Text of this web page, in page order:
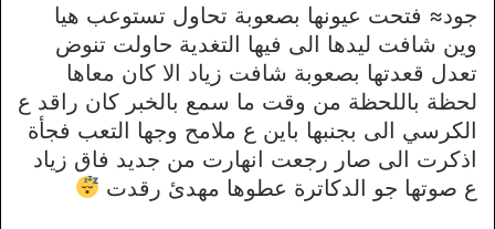
جود≈ فتحت عيونها بصعوبة تحاول تستوعب هيا
وين شافت ليدها الى فيها التغدية حاولت تنوض
تعدل قعدتها بصعوبة شافت زياد الا كان معاها
لحظة باللحظة من وقت ما سمع بالخبر كان راقد ع
الكرسي الى بجنبها باين ع ملامح وجها التعب فجأة
اذكرت الى صار رجعت انهارت من جديد فاق زياد
ع صوتها جو الدكاترة عطوها مهدئ رقدت